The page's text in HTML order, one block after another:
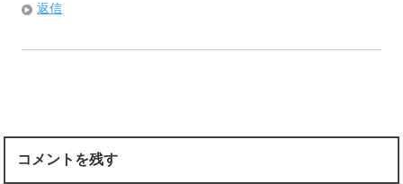
返信
コメントを残す